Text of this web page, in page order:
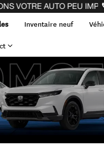
VOTRE AUTO PEU
Inventaire neuf